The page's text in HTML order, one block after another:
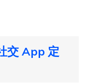
交 App 定